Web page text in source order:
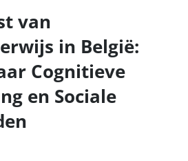
van
in België:
Cognitieve
en Sociale